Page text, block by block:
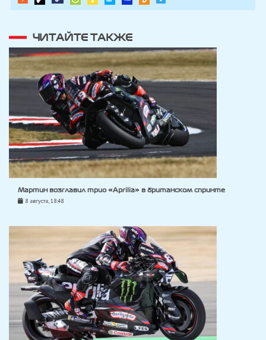
ЧИТАЙТЕ ТАКЖЕ
Мартин возглавил трио «Aprilia» в британском спринте
8 августа, 18:48